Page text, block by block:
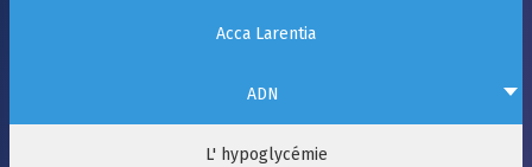
Acca Larentia
ADN
L' hypoglycémie